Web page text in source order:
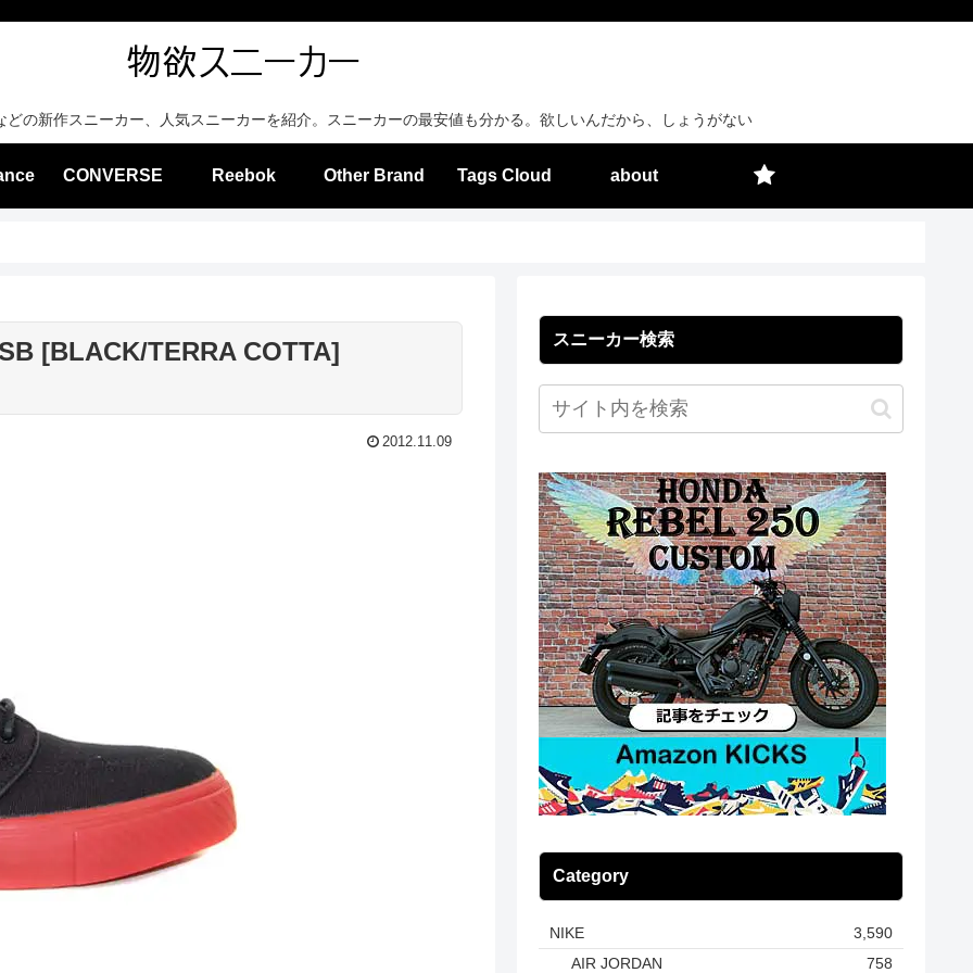
の新作スニーカー、人気スニーカーを紹介。スニーカーの最安値も分かる。欲しいんだから、しょうがない
CONVERSE Reebok Other Brand Tags Cloud about
[BLACK/TERRA COTTA]
2012.11.09
スニーカー検索
Category
NIKE
3,590
AIR JORDAN
758